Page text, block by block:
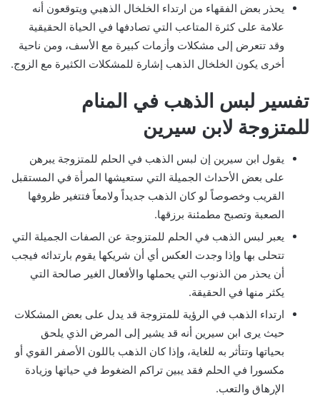
يحذر بعض الفقهاء من ارتداء الخلخال الذهبي ويتوقعون أنه
علامة على كثرة المتاعب التي تصادفها في الحياة الحقيقية
وقد تتعرض إلى مشكلات وأزمات كبيرة مع الأسف، ومن ناحية
أخرى يكون الخلخال الذهب إشارة للمشكلات الكثيرة مع الزوج.
تفسير لبس الذهب في المنام
للمتزوجة لابن سيرين
يقول ابن سيرين إن لبس الذهب في الحلم للمتزوجة يبرهن
على بعض الأحداث الجميلة التي ستعيشها المرأة في المستقبل
القريب وخصوصاً لو كان الذهب جديداً ولامعاً فتتغير ظروفها
الصعبة وتصبح مطمئنة برزقها.
يعبر لبس الذهب في الحلم للمتزوجة عن الصفات الجميلة التي
تتحلى بها وإذا وجدت العكس أي أن شريكها يقوم بارتدائه فيجب
أن يحذر من الذنوب التي يحملها والأفعال الغير صالحة التي
يكثر منها في الحقيقة.
ارتداء الذهب في الرؤية للمتزوجة قد يدل على بعض المشكلات
حيث يرى ابن سيرين أنه قد يشير إلى المرض الذي يلحق
بحياتها وتتأثر به للغاية، وإذا كان الذهب باللون الأصفر القوي أو
مكسورا في الحلم فقد يبين تراكم الضغوط في حياتها وزيادة
الإرهاق والتعب.